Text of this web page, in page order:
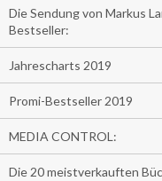
Die Sendung von Markus
Bestseller:
Jahrescharts 2019
Promi-Bestseller 2019
MEDIA CONTROL:
Die 20 meistverkauften